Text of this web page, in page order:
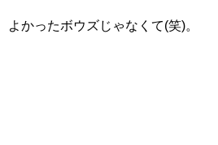
よかったボウズじゃなくて(笑)。